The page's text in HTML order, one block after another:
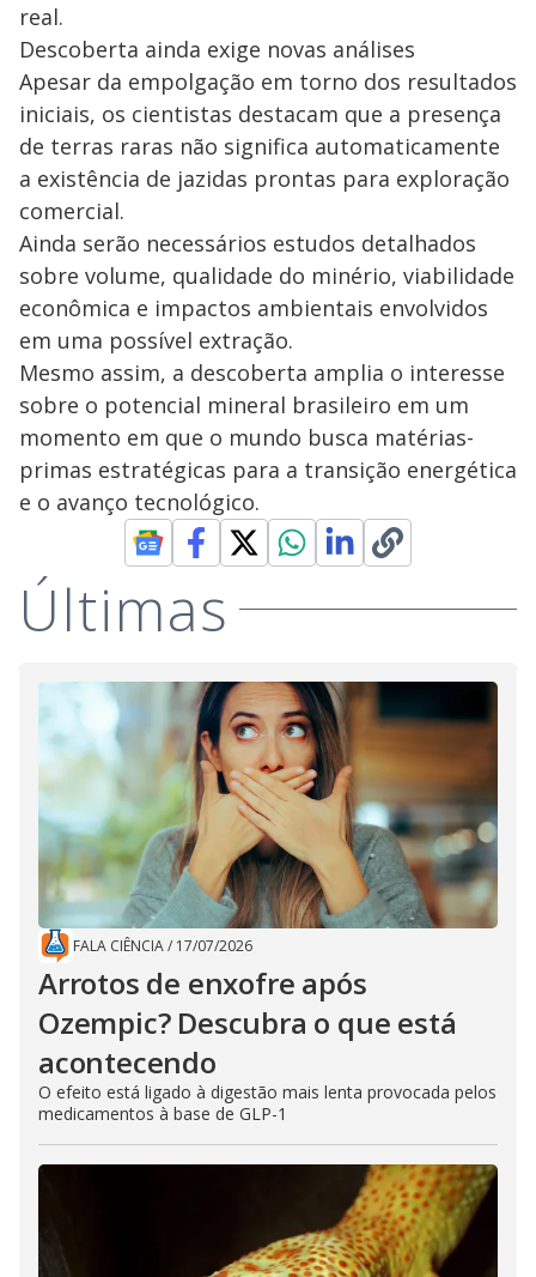
real.
Descoberta ainda exige novas análises
Apesar da empolgação em torno dos resultados
iniciais, os cientistas destacam que a presença
de terras raras não significa automaticamente
a existência de jazidas prontas para exploração
comercial.
Ainda serão necessários estudos detalhados
sobre volume, qualidade do minério, viabilidade
econômica e impactos ambientais envolvidos
em uma possível extração.
Mesmo assim, a descoberta amplia o interesse
sobre o potencial mineral brasileiro em um
momento em que o mundo busca matérias-
primas estratégicas para a transição energética
e o avanço tecnológico.
Últimas
FALA CIÊNCIA/ 17/07/2026
Arrotos de enxofre após
Ozempic? Descubra o que está
acontecendo
O efeito está ligado à digestão mais lenta provocada pelos
medicamentos à base de GLP-1